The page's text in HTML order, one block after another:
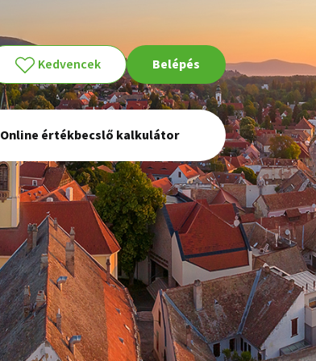
Kedvencek Belépés
Online értékbecslő kalkulátor